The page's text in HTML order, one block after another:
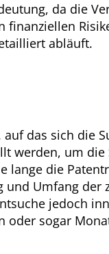
da die
finanziellen
abläuft.
das sich die
werden, um die
lange die
Umfang der
jedoch
oder sogar